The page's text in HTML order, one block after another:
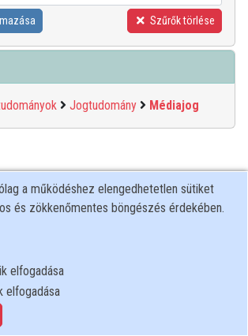
Szűrők törlése
Jogtudomány Médiajog
a működéshez elengedhetetlen sütiket
és zökkenőmentes böngészés érdekében.
elfogadása
elfogadása